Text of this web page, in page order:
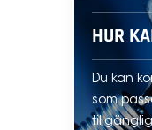
HUR
Du kan
som